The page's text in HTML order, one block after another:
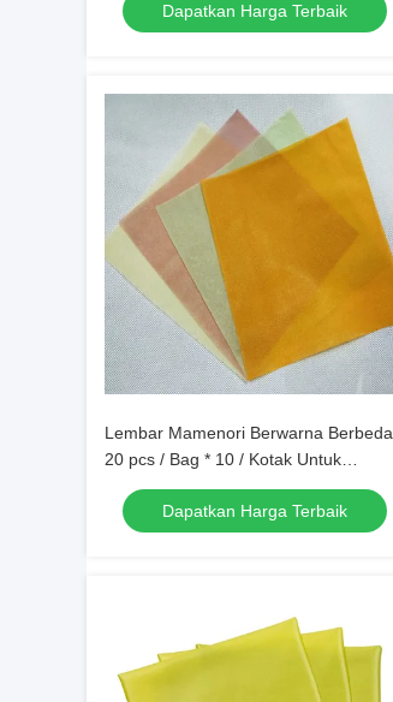
Dapatkan Harga Terbaik
Lembar Mamenori Berwarna Berbeda
20 pcs / Bag * 10 / Kotak Untuk
Membuat Rulo Sushi Berwarna
Dapatkan Harga Terbaik